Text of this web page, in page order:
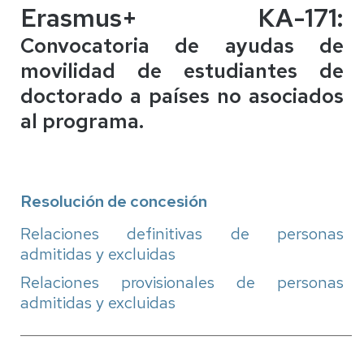
Erasmus+ KA-171:
Convocatoria de ayudas de
movilidad de estudiantes de
doctorado a países no asociados
al programa.
Resolución de concesión
Relaciones definitivas de personas
admitidas y excluidas
Relaciones provisionales de personas
admitidas y excluidas